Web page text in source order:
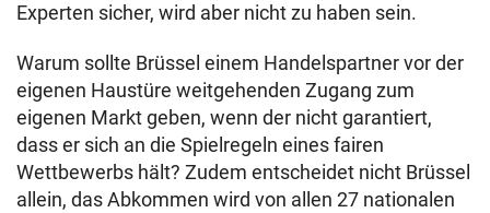
Experten sicher, wird aber nicht zu haben sein.
Warum sollte Brüssel einem Handelspartner vor der
eigenen Haustüre weitgehenden Zugang zum
eigenen Markt geben, wenn der nicht garantiert,
dass er sich an die Spielregeln eines fairen
Wettbewerbs hält? Zudem entscheidet nicht Brüssel
allein, das Abkommen wird von allen 27 nationalen